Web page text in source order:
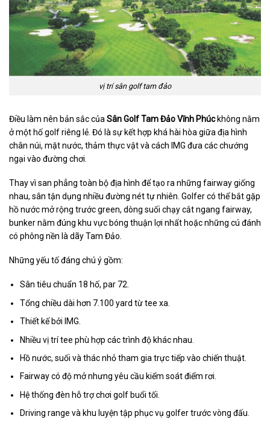
vị trí sân golf tam đảo
Điều làm nên bản sắc của Sân Golf Tam Đảo Vĩnh Phúckhông nằm
ở một hố golf riêng lẻ. Đó là sự kết hợp khá hài hòa giữa địa hình
chân núi, mặt nước, thảm thực vật và cách IMG đưa các chướng
ngại vào đường chơi.
Thay vì san phẳng toàn bộ địa hình để tạo ra những fairway giống
nhau, sân tận dụng nhiều đường nét tự nhiên. Golfer có thể bắt gặp
hồ nước mở rộng trước green, dòng suối chạy cắt ngang fairway,
bunker nằm đúng khu vực bóng thuận lợi nhất hoặc những cú đánh
có phông nền là dãy Tam Đảo.
Những yếu tố đáng chú ý gồm:
Sân tiêu chuẩn 18 hố, par 72.
Tổng chiều dài hơn 7.100 yard từ tee xa.
Thiết kế bởi IMG.
Nhiều vị trí tee phù hợp các trình độ khác nhau.
Hồ nước, suối và thác nhỏ tham gia trực tiếp vào chiến thuật.
Fairway có độ mở nhưng yêu cầu kiểm soát điểm rơi.
Hệ thống đèn hỗ trợ chơi golf buổi tối.
Driving range và khu luyện tập phục vụ golfer trước vòng đấu.